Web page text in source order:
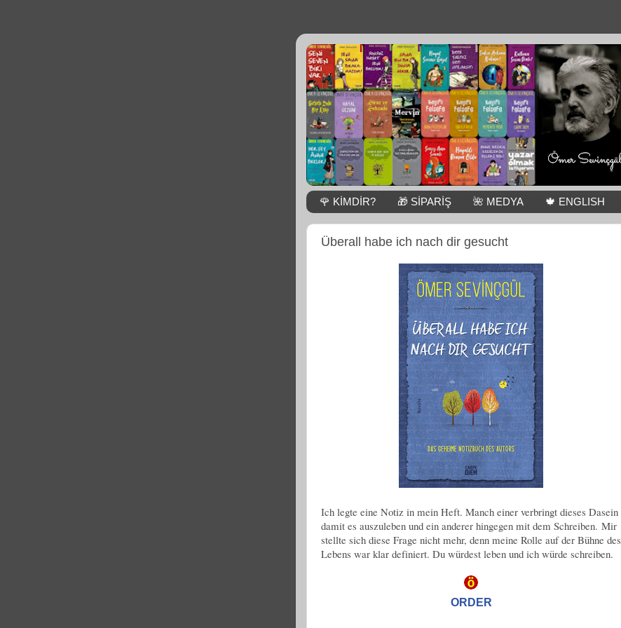
🌹 KİMDİR? 🎁 SİPARİŞ 🌺 MEDYA 🍁 ENGLISH
Überall habe ich nach dir gesucht
Ich legte eine Notiz in mein Heft. Manch einer verbringt dieses Dasein
damit es auszuleben und ein anderer hingegen mit dem Schreiben. Mir
stellte sich diese Frage nicht mehr, denn meine Rolle auf der Bühne des
Lebens war klar definiert. Du würdest leben und ich würde schreiben.
ORDER